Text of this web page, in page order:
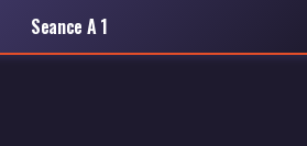
Seance A 1